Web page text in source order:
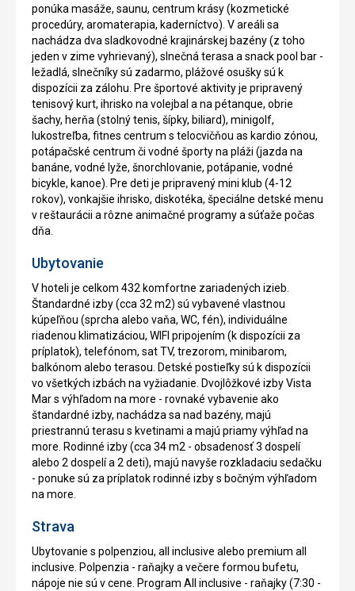
ponúka masáže, saunu, centrum krásy (kozmetické
procedúry, aromaterapia, kaderníctvo). V areáli sa
nachádza dva sladkovodné krajinárskej bazény (z toho
jeden v zime vyhrievaný), slnečná terasa a snack pool bar -
ležadlá, slnečníky sú zadarmo, plážové osušky sú k
dispozícii za zálohu. Pre športové aktivity je pripravený
tenisový kurt, ihrisko na volejbal a na pétanque, obrie
šachy, herňa (stolný tenis, šípky, biliard), minigolf,
lukostreľba, fitnes centrum s telocvičňou as kardio zónou,
potápačské centrum či vodné športy na pláži (jazda na
banáne, vodné lyže, šnorchlovanie, potápanie, vodné
bicykle, kanoe). Pre deti je pripravený mini klub (4-12
rokov), vonkajšie ihrisko, diskotéka, špeciálne detské menu
v reštaurácii a rôzne animačné programy a súťaže počas
dňa.
Ubytovanie
V hoteli je celkom 432 komfortne zariadených izieb.
Štandardné izby (cca 32 m2) sú vybavené vlastnou
kúpeľňou (sprcha alebo vaňa, WC, fén), individuálne
riadenou klimatizáciou, WIFI pripojením (k dispozícii za
príplatok), telefónom, sat TV, trezorom, minibarom,
balkónom alebo terasou. Detské postieľky sú k dispozícii
vo všetkých izbách na vyžiadanie. Dvojlôžkové izby Vista
Mar s výhľadom na more - rovnaké vybavenie ako
štandardné izby, nachádza sa nad bazény, majú
priestrannú terasu s kvetinami a majú priamy výhľad na
more. Rodinné izby (cca 34 m2 - obsadenosť 3 dospelí
alebo 2 dospelí a 2 deti), majú navyše rozkladaciu sedačku
- ponuke sú za príplatok rodinné izby s bočným výhľadom
na more.
Strava
Ubytovanie s polpenziou, all inclusive alebo premium all
inclusive. Polpenzia - raňajky a večere formou bufetu,
nápoje nie sú v cene. Program All inclusive - raňajky (7:30 -